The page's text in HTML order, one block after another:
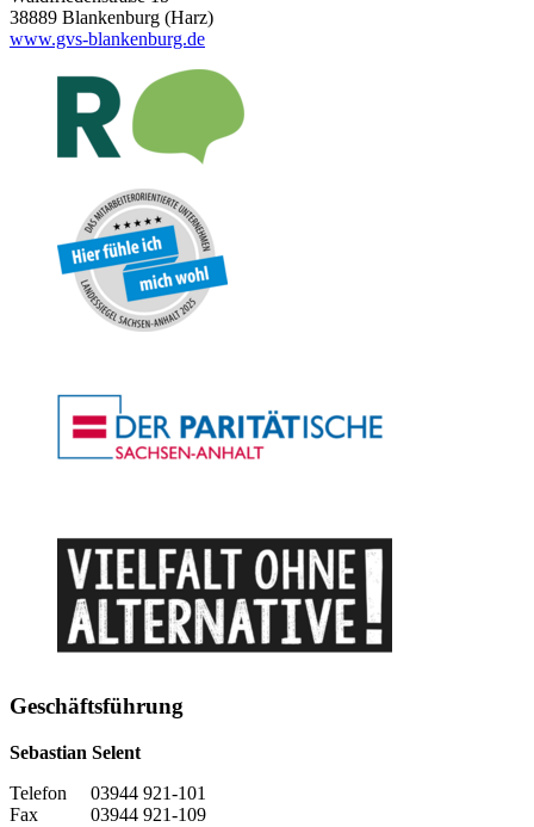
38889 Blankenburg (Harz)
www.gvs-blankenburg.de
Geschäftsführung
Sebastian Selent
Telefon 03944 921-101
Fax 03944 921-109